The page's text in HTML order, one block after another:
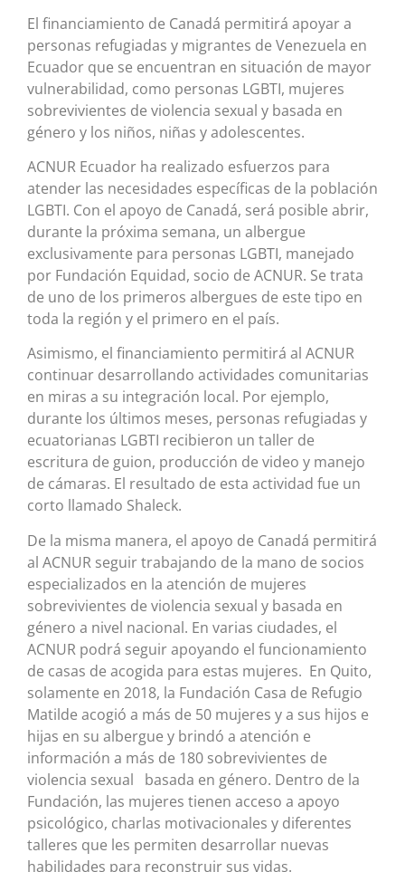
El financiamiento de Canadá permitirá apoyar a
personas refugiadas y migrantes de Venezuela en
Ecuador que se encuentran en situación de mayor
vulnerabilidad, como personas LGBTI, mujeres
sobrevivientes de violencia sexual y basada en
género y los niños, niñas y adolescentes.
ACNUR Ecuador ha realizado esfuerzos para
atender las necesidades específicas de la población
LGBTI. Con el apoyo de Canadá, será posible abrir,
durante la próxima semana, un albergue
exclusivamente para personas LGBTI, manejado
por Fundación Equidad, socio de ACNUR. Se trata
de uno de los primeros albergues de este tipo en
toda la región y el primero en el país.
Asimismo, el financiamiento permitirá al ACNUR
continuar desarrollando actividades comunitarias
en miras a su integración local. Por ejemplo,
durante los últimos meses, personas refugiadas y
ecuatorianas LGBTI recibieron un taller de
escritura de guion, producción de video y manejo
de cámaras. El resultado de esta actividad fue un
corto llamado Shaleck.
De la misma manera, el apoyo de Canadá permitirá
al ACNUR seguir trabajando de la mano de socios
especializados en la atención de mujeres
sobrevivientes de violencia sexual y basada en
género a nivel nacional. En varias ciudades, el
ACNUR podrá seguir apoyando el funcionamiento
de casas de acogida para estas mujeres. En Quito,
solamente en 2018, la Fundación Casa de Refugio
Matilde acogió a más de 50 mujeres y a sus hijos e
hijas en su albergue y brindó a atención e
información a más de 180 sobrevivientes de
violencia sexual basada en género. Dentro de la
Fundación, las mujeres tienen acceso a apoyo
psicológico, charlas motivacionales y diferentes
talleres que les permiten desarrollar nuevas
habilidades para reconstruir sus vidas.